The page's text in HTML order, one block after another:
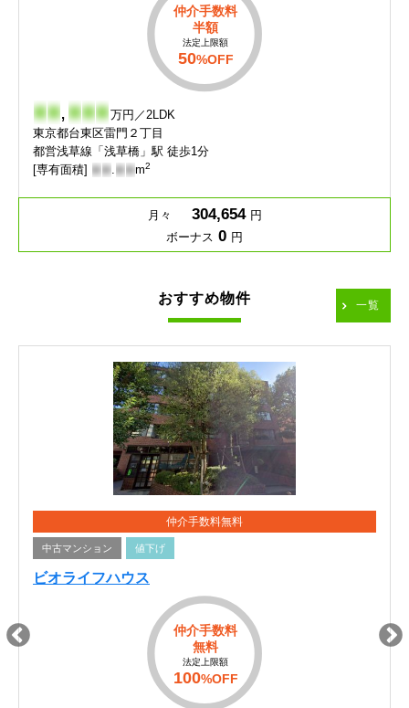
仲介手数料
半額
法定上限額
50%OFF
- - ,- - - 万円／2LDK
東京都台東区雷門２丁目
都営浅草線「浅草橋」駅 徒歩1分
[専有面積] - - .- - m2
月々 304,654 円
ボーナス 0 円
おすすめ物件 一覧
仲介手数料無料
中古マンション 値下げ
ビオライフハウス
仲介手数料
無料
法定上限額
100%OFF